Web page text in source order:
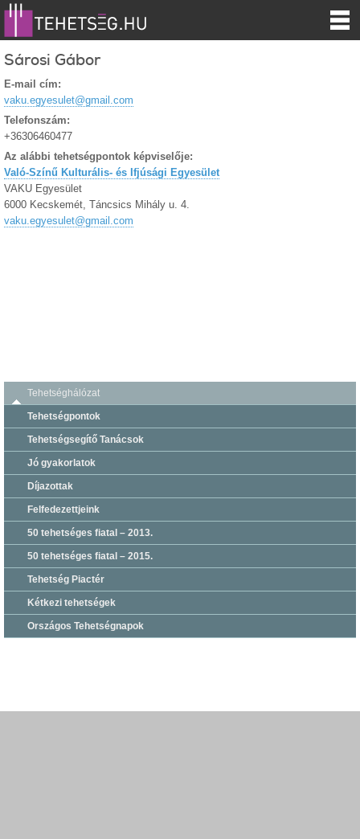
Sárosi Gábor
E-mail cím:
vaku.egyesulet@gmail.com
Telefonszám:
+36306460477
Az alábbi tehetségpontok képviselője:
Való-Színű Kulturális- és Ifjúsági Egyesület
VAKU Egyesület
6000 Kecskemét, Táncsics Mihály u. 4.
vaku.egyesulet@gmail.com
Tehetséghálózat
Tehetségpontok
Tehetségsegítő Tanácsok
Jó gyakorlatok
Díjazottak
Felfedezettjeink
50 tehetséges fiatal – 2013.
50 tehetséges fiatal – 2015.
Tehetség Piactér
Kétkezi tehetségek
Országos Tehetségnapok